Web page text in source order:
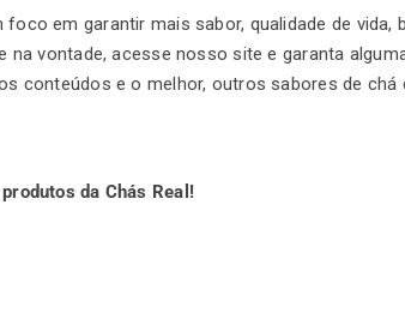
em garantir mais sabor, qualidade de
na vontade, acesse nosso site e garanta
conteúdos e o melhor, outros sabores de chá
da Chás Real!